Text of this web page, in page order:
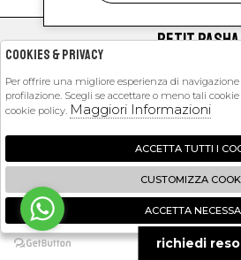
PETIT PASHA
EXTRA
2026 Petit Pasha - P.iva : 09423341214
Zucchetti
🍪
richiedi reso
Cookies & Privacy
Per offrire una migliore esperienza di
profilazione. Scegli se accettare o meno tali
cookie policy. Maggiori Informazioni
ACCETTA TUTTI I
CUSTOMIZZA
ACCETTA